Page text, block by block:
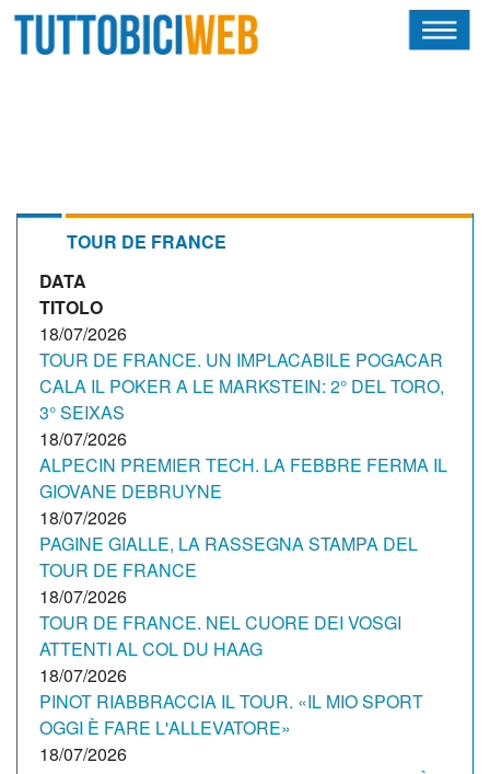
CALENDARIO
OSCAR
ALBI D'ORO
NEWSLETTER
TOUR DE FRANCE
DATA
TITOLO
18/07/2026
TOUR DE FRANCE. UN IMPLACABILE POGACAR
CALA IL POKER A LE MARKSTEIN: 2° DEL TORO,
3° SEIXAS
18/07/2026
ALPECIN PREMIER TECH. LA FEBBRE FERMA IL
GIOVANE DEBRUYNE
18/07/2026
PAGINE GIALLE, LA RASSEGNA STAMPA DEL
TOUR DE FRANCE
18/07/2026
TOUR DE FRANCE. NEL CUORE DEI VOSGI
ATTENTI AL COL DU HAAG
18/07/2026
PINOT RIABBRACCIA IL TOUR. «IL MIO SPORT
OGGI È FARE L'ALLEVATORE»
18/07/2026